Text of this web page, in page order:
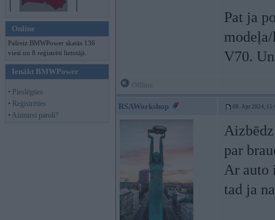
Online
Pašreiz BMWPower skatās 136
viesi un 8 reģistrēti lietotāji.
Ienākt BMWPower
• Pieslēgties
• Reģistrēties
• Aizmirsi paroli?
Pat ja
V70.
RSAWorkshop 09. Apr 2024,
par
Ar auto
tad ja